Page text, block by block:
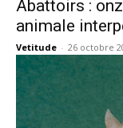
Abattoirs :
animale
Vetitude - 26 octobre